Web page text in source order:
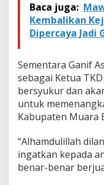
Baca juga:
Kembalikan
Dipercaya Jadi
Sementara Ganif
sebagai Ketua
bersyukur dan
untuk
Kabupaten Muara
“Alhamdulillah
ingatkan kepada
benar-benar